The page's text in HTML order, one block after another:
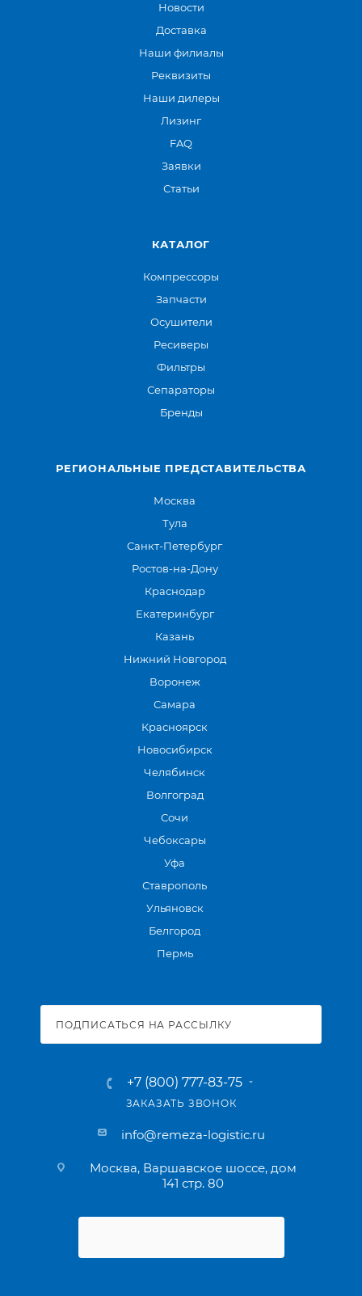
Новости
Доставка
Наши филиалы
Реквизиты
Наши дилеры
Лизинг
FAQ
Заявки
Статьи
КАТАЛОГ
Компрессоры
Запчасти
Осушители
Ресиверы
Фильтры
Сепараторы
Бренды
РЕГИОНАЛЬНЫЕ ПРЕДСТАВИТЕЛЬСТВА
Москва
Тула
Санкт-Петербург
Ростов-на-Дону
Краснодар
Екатеринбург
Казань
Нижний Новгород
Воронеж
Самара
Красноярск
Новосибирск
Челябинск
Волгоград
Сочи
Чебоксары
Уфа
Ставрополь
Ульяновск
Белгород
Пермь
ПОДПИСАТЬСЯ НА РАССЫЛКУ
+7 (800) 777-83-75
ЗАКАЗАТЬ ЗВОНОК
info@remeza-logistic.ru
Москва, Варшавское шоссе, дом
141 стр. 80